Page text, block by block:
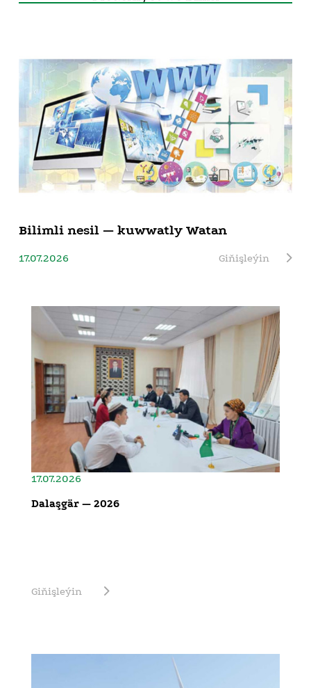
Bilimli nesil — kuwwatly Watan
17.07.2026 Giňişleýin
17.07.2026
Dalaşgär — 2026
Giňişleýin